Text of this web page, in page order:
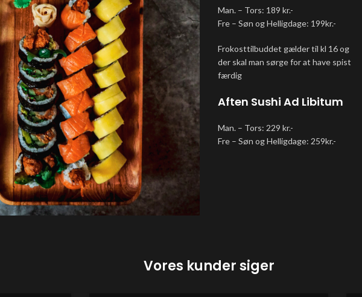
Man. – Tors: 189 kr.-
Fre – Søn og Helligdage: 199kr.-
Frokosttilbuddet gælder til kl 16 og
der skal man sørge for at have spist
færdig
Aften Sushi Ad Libitum
Man. – Tors: 229 kr.-
Fre – Søn og Helligdage: 259kr.-
Vores kunder siger